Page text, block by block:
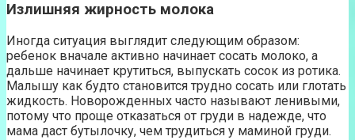
Излишняя жирность молока
Иногда ситуация выглядит следующим образом:
ребенок вначале активно начинает сосать молоко, а
дальше начинает крутиться, выпускать сосок из ротика.
Малышу как будто становится трудно сосать или глотать
жидкость. Новорожденных часто называют ленивыми,
потому что проще отказаться от груди в надежде, что
мама даст бутылочку, чем трудиться у маминой груди.